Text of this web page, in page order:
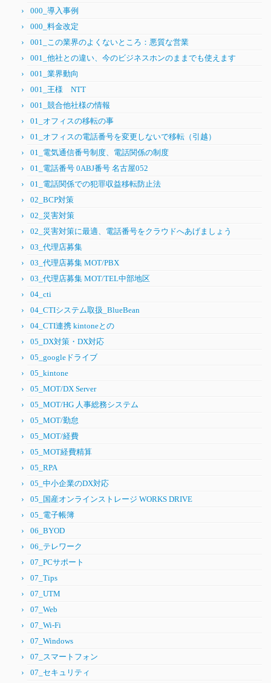
000_導入事例
000_料金改定
001_この業界のよくないところ：悪質な営業
001_他社との違い、今のビジネスホンのままでも使えます
001_業界動向
001_王様 NTT
001_競合他社様の情報
01_オフィスの移転の事
01_オフィスの電話番号を変更しないで移転（引越）
01_電気通信番号制度、電話関係の制度
01_電話番号 0ABJ番号 名古屋052
01_電話関係での犯罪収益移転防止法
02_BCP対策
02_災害対策
02_災害対策に最適、電話番号をクラウドへあげましょう
03_代理店募集
03_代理店募集 MOT/PBX
03_代理店募集 MOT/TEL中部地区
04_cti
04_CTIシステム取扱_BlueBean
04_CTI連携 kintoneとの
05_DX対策・DX対応
05_googleドライブ
05_kintone
05_MOT/DX Server
05_MOT/HG 人事総務システム
05_MOT/勤怠
05_MOT/経費
05_MOT経費精算
05_RPA
05_中小企業のDX対応
05_国産オンラインストレージ WORKS DRIVE
05_電子帳簿
06_BYOD
06_テレワーク
07_PCサポート
07_Tips
07_UTM
07_Web
07_Wi-Fi
07_Windows
07_スマートフォン
07_セキュリティ